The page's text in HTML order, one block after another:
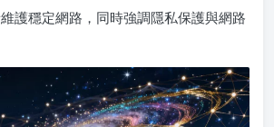
護穩定網路，同時強調隱私保護與網路